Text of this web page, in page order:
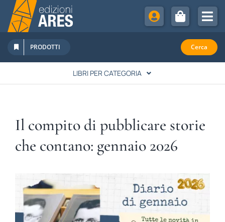
Salta
contenuto
Chi Siamo
Sostienici
Abbonamenti
Newsletter
Eventi
PRODOTTI Cerca
LIBRI PER CATEGORIA
SPIRITUALITÀ
FAMIGLIA & EDUCAZIONE
Il compito di pubblicare storie
che contano: gennaio 2026